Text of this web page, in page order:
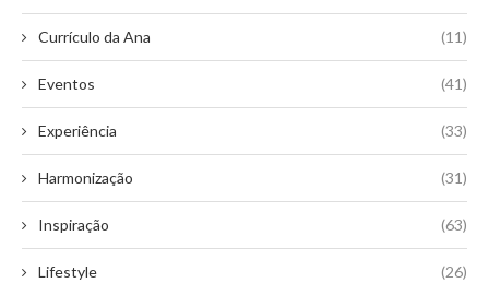
Currículo da Ana (11)
Eventos (41)
Experiência (33)
Harmonização (31)
Inspiração (63)
Lifestyle (26)